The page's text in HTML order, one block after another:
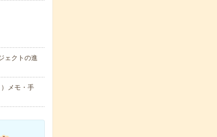
ェクトの進
メモ・手